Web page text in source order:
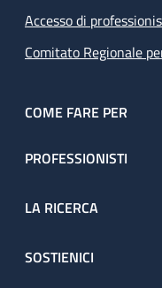
Accesso di
Comitato Regionale
COME FARE PER
PROFESSIONISTI
LA RICERCA
SOSTIENICI